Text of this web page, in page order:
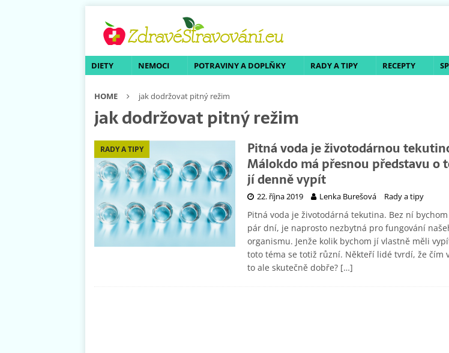
DIETY NEMOCI POTRAVINY A DOPLŇKY RADY A TIPY RECEPTY
HOME jak dodržovat pitný režim
jak dodržovat pitný režim
RADY A TIPY
Pitná voda je životodárnou
Málokdo má přesnou představu o
jí denně vypít
22. října 2019 Lenka Burešová Rady a tipy
Pitná voda je životodárná tekutina. Bez ní
pár dní, je naprosto nezbytná pro fungování
organismu. Jenže kolik bychom jí vlastně měli
toto téma se totiž různí. Někteří lidé tvrdí, že čím
to ale skutečně dobře? […]